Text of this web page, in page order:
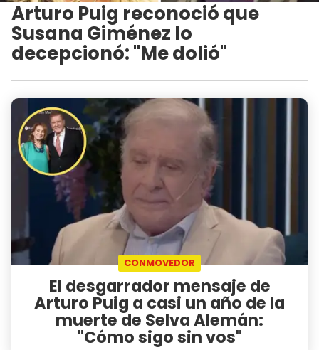
Arturo Puig reconoció que
Susana Giménez lo
decepcionó: "Me dolió"
CONMOVEDOR
El desgarrador mensaje de
Arturo Puig a casi un año de la
muerte de Selva Alemán:
"Cómo sigo sin vos"